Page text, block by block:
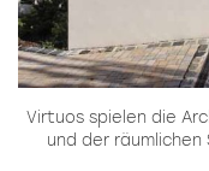
Virtuos spielen die
und der